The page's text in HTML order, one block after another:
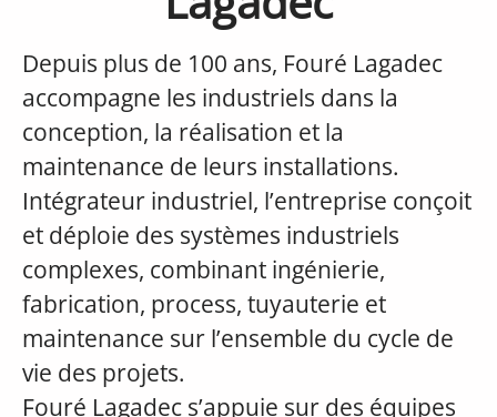
Depuis plus de 100 ans, Fouré Lagadec
accompagne les industriels dans la
conception, la réalisation et la
maintenance de leurs installations.
Intégrateur industriel, l’entreprise conçoit
et déploie des systèmes industriels
complexes, combinant ingénierie,
fabrication, process, tuyauterie et
maintenance sur l’ensemble du cycle de
vie des projets.
Fouré Lagadec s’appuie sur des équipes